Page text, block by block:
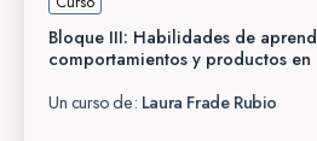
Bloque III: Habilidades de
comportamientos y productos
Un curso de: Laura Frade Rubio